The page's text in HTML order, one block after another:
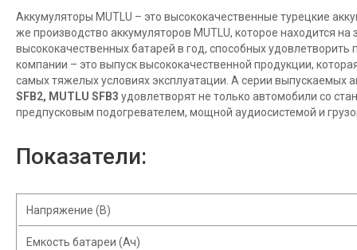
Аккумуляторы MUTLU – это высококачественные турецкие
же производство аккумуляторов MUTLU, которое находится
высококачественных батарей в год, способных
компании – это выпуск высококачественной продукции,
самых тяжелых условиях эксплуатации. А серии выпускаемых
SFB2, MUTLU SFB3 удовлетворят не только автомобили со
предпусковым подогревателем, мощной аудиосистемой и
Показатели:
Напряжение (В)
Емкость батареи (Ач)